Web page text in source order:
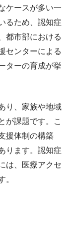
ケースが多い一
るため、認知症
都市部における
センターによる
ターの育成が挙
り、家族や地域
が課題です。こ
援体制の構築
ります。認知症
は、医療アクセ
。